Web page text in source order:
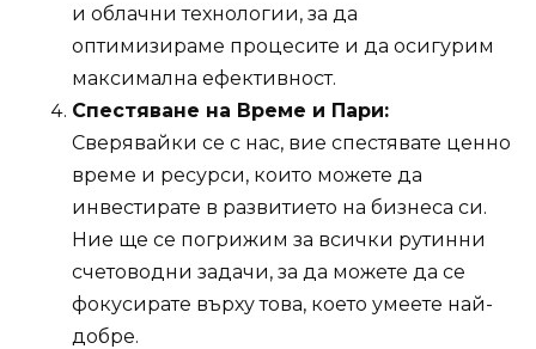
и облачни технологии, за да
оптимизираме процесите и да осигурим
максимална ефективност.
Спестяване на Време и Пари:
Сверявайки се с нас, вие спестявате ценно
време и ресурси, които можете да
инвестирате в развитието на бизнеса си.
Ние ще се погрижим за всички рутинни
счетоводни задачи, за да можете да се
фокусирате върху това, което умеете най-
добре.